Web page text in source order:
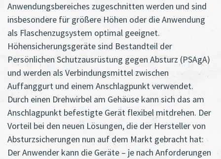
Anwendungsbereiches zugeschnitten werden und sind
insbesondere für größere Höhen oder die Anwendung
als Flaschenzugsystem optimal geeignet.
Höhensicherungsgeräte sind Bestandteil der
Persönlichen Schutzausrüstung gegen Absturz (PSAgA)
und werden als Verbindungsmittel zwischen
Auffanggurt und einem Anschlagpunkt verwendet.
Durch einen Drehwirbel am Gehäuse kann sich das am
Anschlagpunkt befestigte Gerät flexibel mitdrehen. Der
Vorteil bei den neuen Lösungen, die der Hersteller von
Absturzsicherungen nun auf dem Markt gebracht hat:
Der Anwender kann die Geräte – je nach Anforderungen